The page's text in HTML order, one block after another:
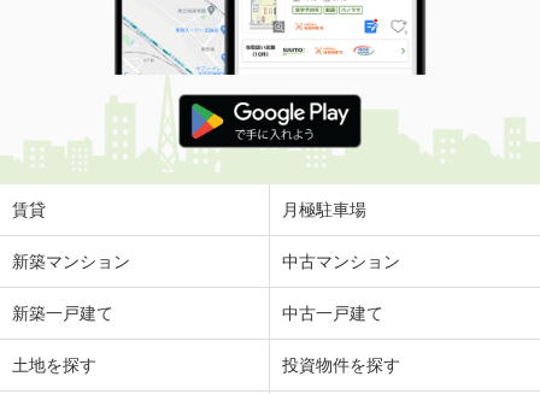
賃貸 月極駐車場
新築マンション 中古マンション
新築一戸建て 中古一戸建て
土地を探す 投資物件を探す